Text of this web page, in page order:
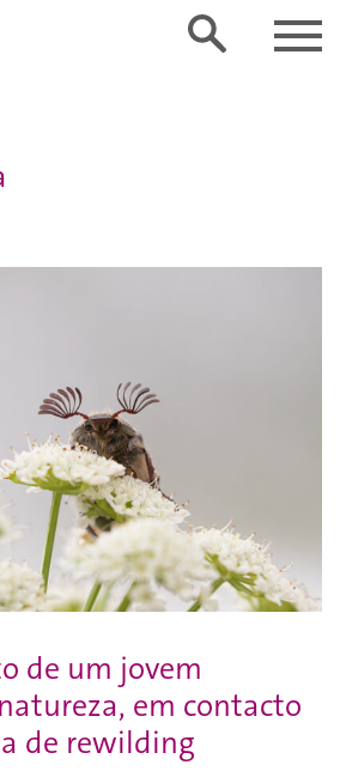
de um jovem
em contacto
de rewilding